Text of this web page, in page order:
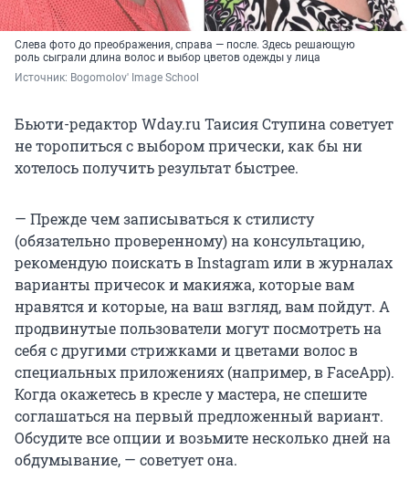
Слева фото до преображения, справа — после. Здесь решающую
роль сыграли длина волос и выбор цветов одежды у лица
Источник: Bogomolov' Image School
Бьюти-редактор Wday.ru Таисия Ступина советует
не торопиться с выбором прически, как бы ни
хотелось получить результат быстрее.
— Прежде чем записываться к стилисту
(обязательно проверенному) на консультацию,
рекомендую поискать в Instagram или в журналах
варианты причесок и макияжа, которые вам
нравятся и которые, на ваш взгляд, вам пойдут. А
продвинутые пользователи могут посмотреть на
себя с другими стрижками и цветами волос в
специальных приложениях (например, в FaceApp).
Когда окажетесь в кресле у мастера, не спешите
соглашаться на первый предложенный вариант.
Обсудите все опции и возьмите несколько дней на
обдумывание, — советует она.